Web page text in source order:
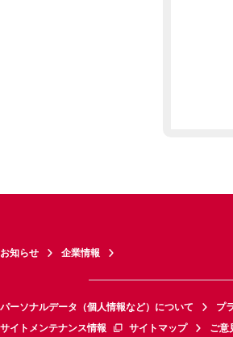
お知らせ 企業情報
パーソナルデータ（個人情報など）について プ
サイトメンテナンス情報
サイトマップ ご意